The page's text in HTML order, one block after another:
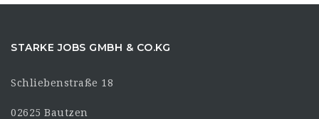
STARKE JOBS GMBH & CO.KG
Schliebenstraße 18
02625 Bautzen